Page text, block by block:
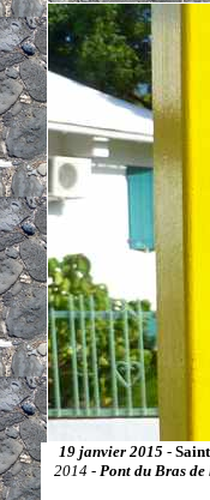
19 janvier 2015 -
2014 - Pont du Bras